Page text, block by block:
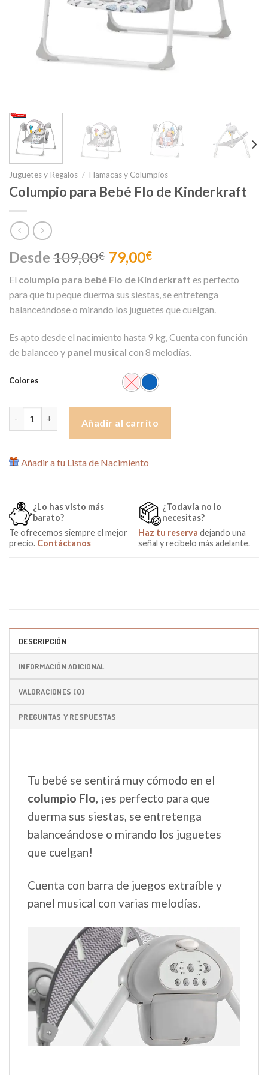
Juguetes y Regalos / Hamacas y Columpios
Columpio para Bebé Flo de Kinderkraft
Desde 109,00€ 79,00€
El columpio para bebé Flo de Kinderkraft es perfecto
para que tu peque duerma sus siestas, se entretenga
balanceándose o mirando los juguetes que cuelgan.
Es apto desde el nacimiento hasta 9 kg, Cuenta con función
de balanceo y panel musical con 8 melodías.
Colores
Añadir al carrito
Añadir a tu Lista de Nacimiento
¿Lo has visto más
barato?
Te ofrecemos siempre el mejor
precio. Contáctanos
¿Todavía no lo
necesitas?
Haz tu reserva dejando una
señal y recíbelo más adelante.
DESCRIPCIÓN
INFORMACIÓN ADICIONAL
VALORACIONES (0)
PREGUNTAS Y RESPUESTAS
Tu bebé se sentirá muy cómodo en el
columpio Flo, ¡es perfecto para que
duerma sus siestas, se entretenga
balanceándose o mirando los juguetes
que cuelgan!
Cuenta con barra de juegos extraíble y
panel musical con varias melodías.